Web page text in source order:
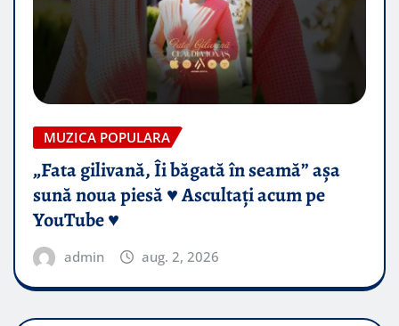
MUZICA POPULARA
„Fata gilivană, Îi băgată în seamă” așa
sună noua piesă ♥️ Ascultați acum pe
YouTube ♥️
admin aug. 2, 2026